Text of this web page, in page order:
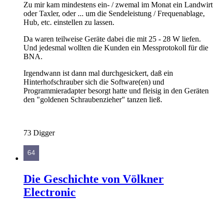
Zu mir kam mindestens ein- / zwemal im Monat ein Landwirt
oder Taxler, oder ... um die Sendeleistung / Frequenablage,
Hub, etc. einstellen zu lassen.
Da waren teilweise Geräte dabei die mit 25 - 28 W liefen.
Und jedesmal wollten die Kunden ein Messprotokoll für die
BNA.
Irgendwann ist dann mal durchgesickert, daß ein
Hinterhofschrauber sich die Software(en) und
Programmieradapter besorgt hatte und fleisig in den Geräten
den "goldenen Schraubenzieher" tanzen ließ.
73 Digger
Die Geschichte von Völkner
Electronic